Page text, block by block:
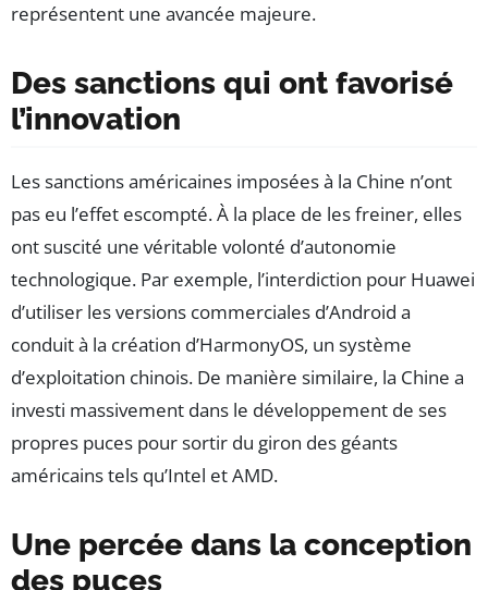
représentent une avancée majeure.
Des sanctions qui ont favorisé
l’innovation
Les sanctions américaines imposées à la Chine n’ont
pas eu l’effet escompté. À la place de les freiner, elles
ont suscité une véritable volonté d’autonomie
technologique. Par exemple, l’interdiction pour Huawei
d’utiliser les versions commerciales d’Android a
conduit à la création d’HarmonyOS, un système
d’exploitation chinois. De manière similaire, la Chine a
investi massivement dans le développement de ses
propres puces pour sortir du giron des géants
américains tels qu’Intel et AMD.
Une percée dans la conception
des puces